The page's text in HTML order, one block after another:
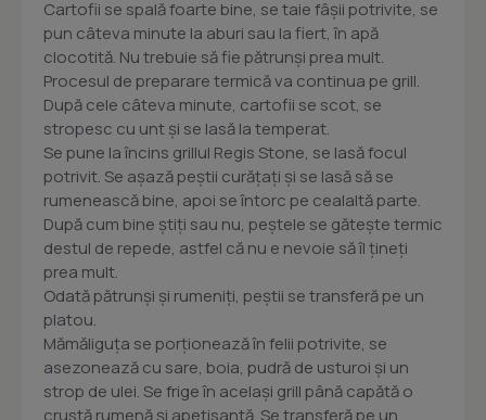
Cartofii se spală foarte bine, se taie fâșii potrivite, se
pun câteva minute la aburi sau la fiert, în apă
clocotită. Nu trebuie să fie pătrunși prea mult.
Procesul de preparare termică va continua pe grill.
După cele câteva minute, cartofii se scot, se
stropesc cu unt și se lasă la temperat.
Se pune la încins grillul Regis Stone, se lasă focul
potrivit. Se așază peștii curățați și se lasă să se
rumenească bine, apoi se întorc pe cealaltă parte.
După cum bine știți sau nu, peștele se gătește termic
destul de repede, astfel că nu e nevoie să îl țineți
prea mult.
Odată pătrunși și rumeniți, peștii se transferă pe un
platou.
Mămăliguța se porționează în felii potrivite, se
asezonează cu sare, boia, pudră de usturoi și un
strop de ulei. Se frige în același grill până capătă o
crustă rumenă și apetisantă. Se transferă pe un